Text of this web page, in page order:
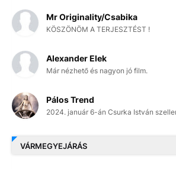
Mr Originality/Csabika
KÖSZÖNÖM A TERJESZTÉST !
Alexander Elek
Már nézhető és nagyon jó film.
Pálos Trend
2024. január 6-án Csurka István
VÁRMEGYEJÁRÁS